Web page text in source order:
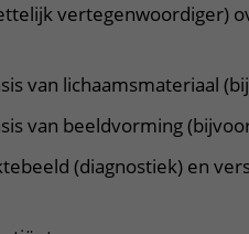
vertegenwoordiger)
van lichaamsmateriaal
van beeldvorming
(diagnostiek) en